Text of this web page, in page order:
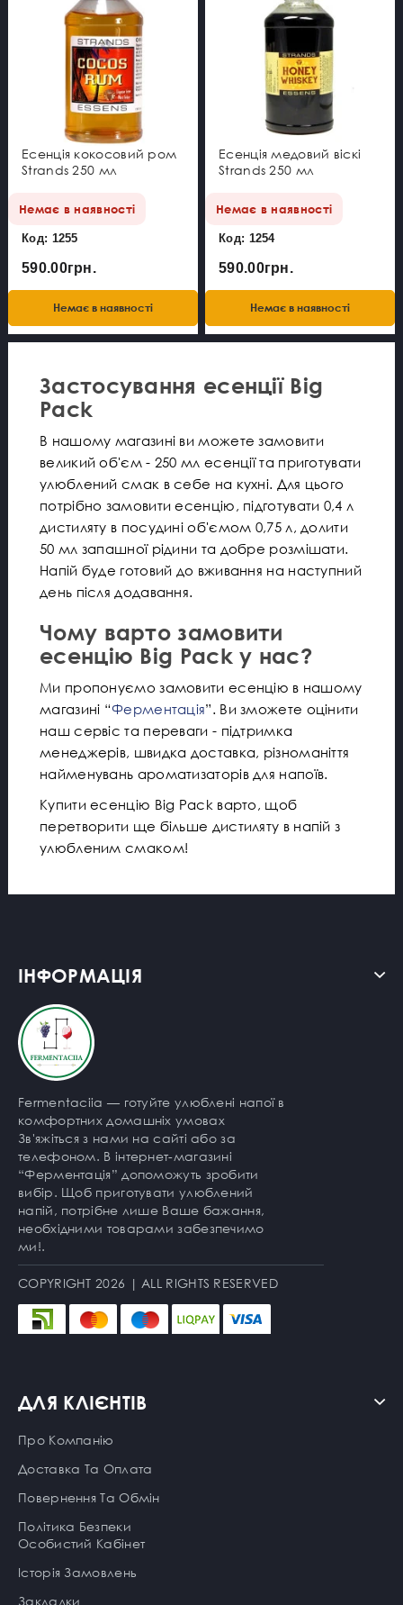
Есенція кокосовий ром
Strands 250 мл
Немає в наявності
Код: 1255
590.00грн.
Немає в наявності
Есенція медовий віскі
Strands 250 мл
Немає в наявності
Код: 1254
590.00грн.
Немає в наявності
Застосування есенції Big
Pack
В нашому магазині ви можете замовити
великий об'єм - 250 мл есенції та приготувати
улюблений смак в себе на кухні. Для цього
потрібно замовити есенцію, підготувати 0,4 л
дистиляту в посудині об'ємом 0,75 л, долити
50 мл запашної рідини та добре розмішати.
Напій буде готовий до вживання на наступний
день після додавання.
Чому варто замовити
есенцію Big Pack у нас?
Ми пропонуємо замовити есенцію в нашому
магазині “Ферментація”. Ви зможете оцінити
наш сервіс та переваги - підтримка
менеджерів, швидка доставка, різноманіття
найменувань ароматизаторів для напоїв.
Купити есенцію Big Pack варто, щоб
перетворити ще більше дистиляту в напій з
улюбленим смаком!
ІНФОРМАЦІЯ
Fermentaciia — готуйте улюблені напої в
комфортних домашніх умовах
Зв'яжіться з нами на сайті або за
телефоном. В інтернет-магазині
“Ферментація” допоможуть зробити
вибір. Щоб приготувати улюблений
напій, потрібне лише Ваше бажання,
необхідними товарами забезпечимо
ми!.
COPYRIGHT 2026 | ALL RIGHTS RESERVED
ДЛЯ КЛІЄНТІВ
Про Компанію
Доставка Та Оплата
Повернення Та Обмін
Політика Безпеки
Особистий Кабінет
Історія Замовлень
Закладки